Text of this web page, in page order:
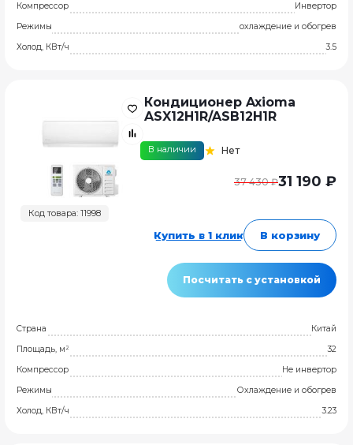
Компрессор
Инвертор
Режимы
охлаждение и обогрев
Холод, КВт/ч
3.5
Код товара: 11998
Кондиционер Axioma
ASX12H1R/ASB12H1R
В наличии Нет
37 430 ₽31 190 ₽
Купить в 1 клик В корзину
Посчитать с установкой
Страна
Китай
Площадь, м²
32
Компрессор
Не инвертор
Режимы
Охлаждение и обогрев
Холод, КВт/ч
3.23